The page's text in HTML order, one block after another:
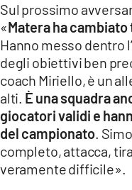
ILREGGINO.IT
COSENZACHANNEL.IT
ILVIBONESE.IT
LACAPITALENEWS.IT
App
Sul prossimo
«Matera ha cambiato
Hanno messo dentro
degli obiettivi ben
coach Miriello, è un
alti. È una squadra
giocatori validi e
del campionato.
completo, attacca,
veramente difficile».